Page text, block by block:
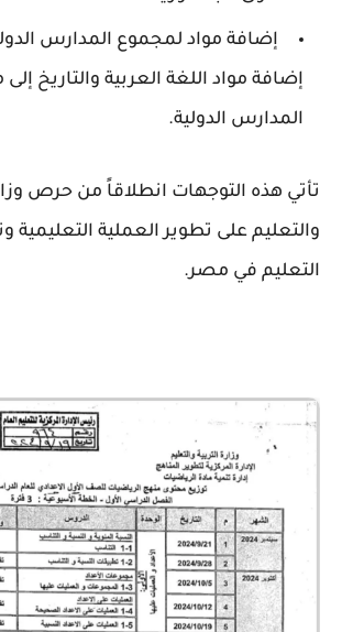
إضافة مواد لمجموع المدارس
إضافة مواد اللغة العربية والتاريخ
المدارس الدولية.
تأتي هذه التوجهات انطلاقاً من حرص
والتعليم على تطوير العملية
التعليم في مصر.